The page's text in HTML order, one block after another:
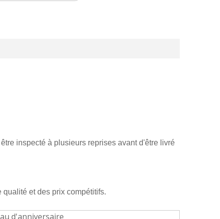
inspecté à plusieurs reprises avant d'être livré
et des prix compétitifs.
d'anniversaire